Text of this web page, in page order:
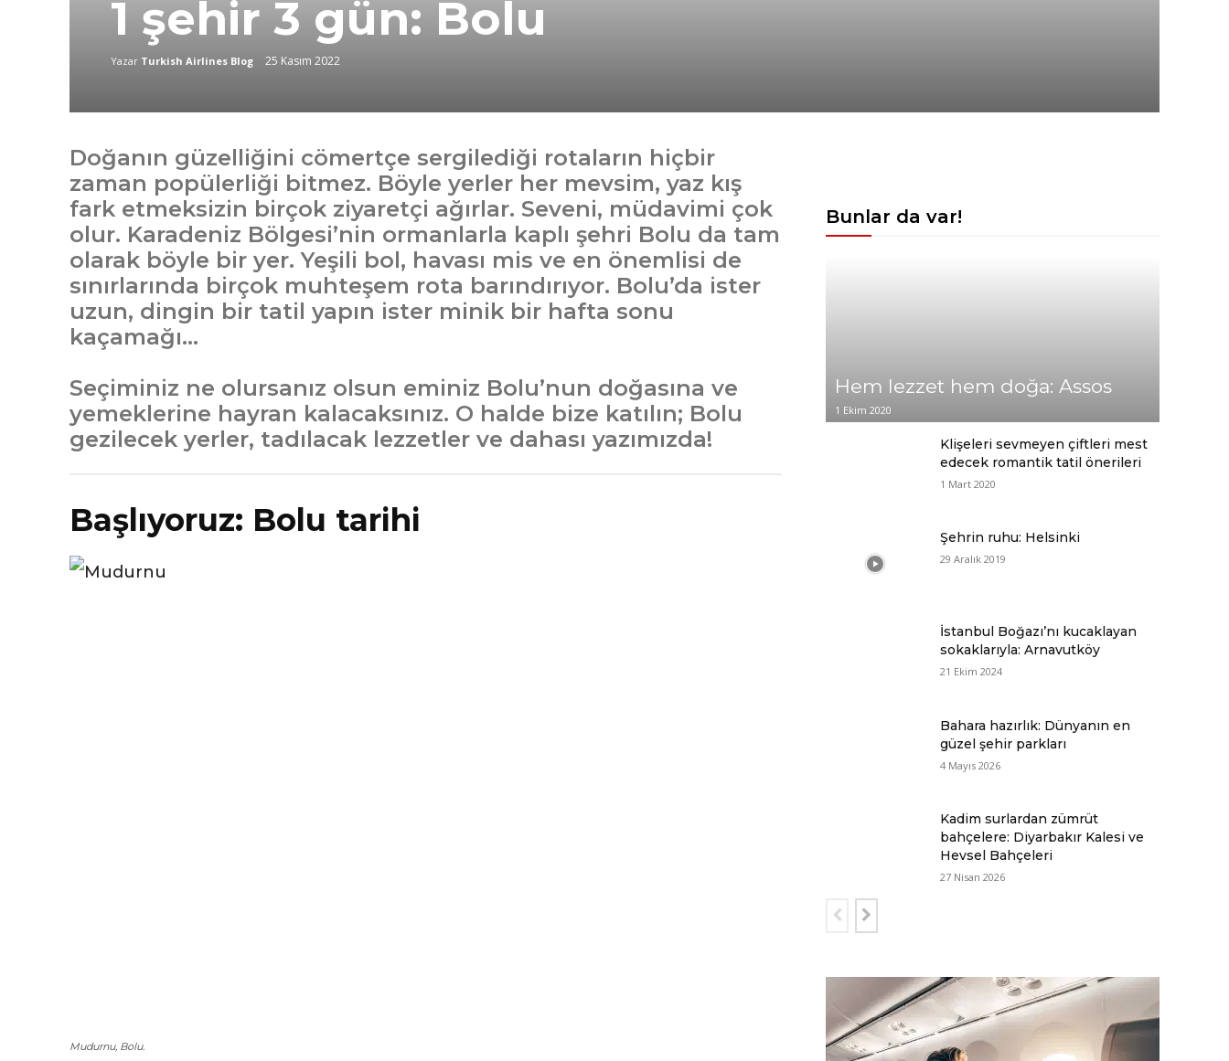
1 şehir 3 gün: Bolu
Yazar Turkish Airlines Blog 25 Kasım 2022
Doğanın güzelliğini cömertçe sergilediği rotaların hiçbir
zaman popülerliği bitmez. Böyle yerler her mevsim, yaz kış
fark etmeksizin birçok ziyaretçi ağırlar. Seveni, müdavimi çok
olur. Karadeniz Bölgesi’nin ormanlarla kaplı şehri Bolu da tam
olarak böyle bir yer. Yeşili bol, havası mis ve en önemlisi de
sınırlarında birçok muhteşem rota barındırıyor. Bolu’da ister
uzun, dingin bir tatil yapın ister minik bir hafta sonu
kaçamağı…
Seçiminiz ne olursanız olsun eminiz Bolu’nun doğasına ve
yemeklerine hayran kalacaksınız. O halde bize katılın; Bolu
gezilecek yerler, tadılacak lezzetler ve dahası yazımızda!
Başlıyoruz: Bolu tarihi
Mudurnu, Bolu.
Bunlar da var!
Hem lezzet hem doğa: Assos
1 Ekim 2020
Klişeleri sevmeyen çiftleri mest
edecek romantik tatil önerileri
1 Mart 2020
Şehrin ruhu: Helsinki
29 Aralık 2019
İstanbul Boğazı’nı kucaklayan
sokaklarıyla: Arnavutköy
21 Ekim 2024
Bahara hazırlık: Dünyanın en
güzel şehir parkları
4 Mayıs 2026
Kadim surlardan zümrüt
bahçelere: Diyarbakır Kalesi ve
Hevsel Bahçeleri
27 Nisan 2026